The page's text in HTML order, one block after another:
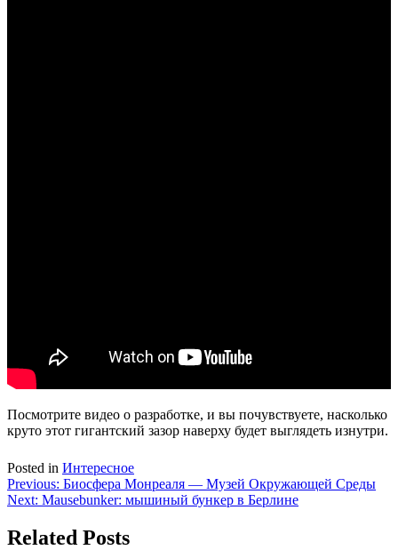
Посмотрите видео о разработке, и вы почувствуете, насколько
круто этот гигантский зазор наверху будет выглядеть изнутри.
Posted in Интересное
Навигация
по
записям
Previous: Биосфера Монреаля — Музей Окружающей Среды
Next: Mausebunker: мышиный бункер в Берлине
Related Posts